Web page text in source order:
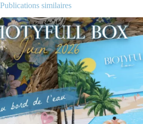
Publications similaires